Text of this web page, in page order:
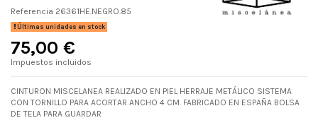
Referencia 26361HE.NEGRO.85
Últimas unidades en stock
75,00 €
Impuestos incluidos
CINTURON MISCELANEA REALIZADO EN PIEL HERRAJE METÁLICO SISTEMA
CON TORNILLO PARA ACORTAR ANCHO 4 CM. FABRICADO EN ESPAÑA BOLSA
DE TELA PARA GUARDAR